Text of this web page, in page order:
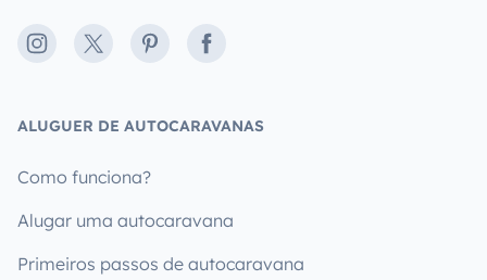
Instagram
X PinterestFacebook
ALUGUER DE AUTOCARAVANAS
Como funciona?
Alugar uma autocaravana
Primeiros passos de autocaravana